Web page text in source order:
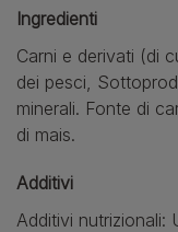
Ingredienti
Carni e derivati (di
dei pesci,
minerali. Fonte di
di mais.
Additivi
Additivi nutrizionali: